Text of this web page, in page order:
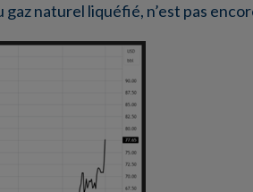
naturel liquéfié, n’est pas